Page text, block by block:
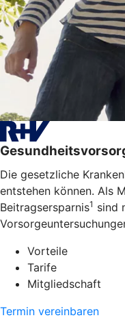
Die gesetzliche
entstehen können. Als
Beitragsersparnis1 sind
Vorteile
Tarife
Mitgliedschaft
Termin vereinbaren